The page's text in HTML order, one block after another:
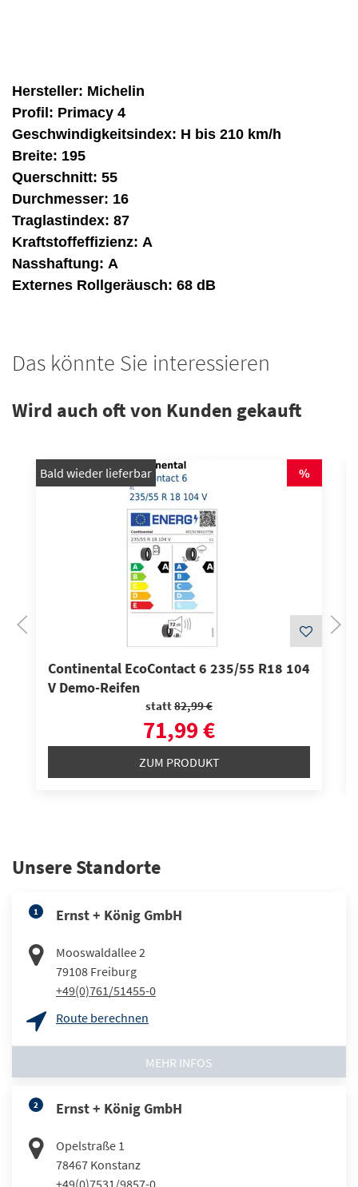
Hersteller: Michelin
Profil: Primacy 4
Geschwindigkeitsindex: H bis 210 km/h
Breite: 195
Querschnitt: 55
Durchmesser: 16
Traglastindex: 87
Kraftstoffeffizienz: A
Nasshaftung: A
Externes Rollgeräusch: 68 dB
Das könnte Sie interessieren
Wird auch oft von Kunden gekauft
Bald wieder lieferbar %
Continental EcoContact 6 235/55 R18 104
V Demo-Reifen
statt82,99 €
71,99 €
ZUM PRODUKT
Unsere Standorte
1 Ernst + König GmbH
Mooswaldallee 2
79108 Freiburg
+49(0)761/51455-0
Route berechnen
MEHR INFOS
2 Ernst + König GmbH
Opelstraße 1
78467 Konstanz